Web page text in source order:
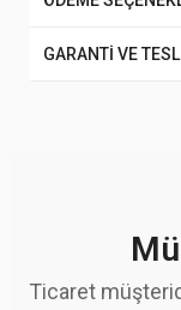
GARANTİ VE
Ticaret